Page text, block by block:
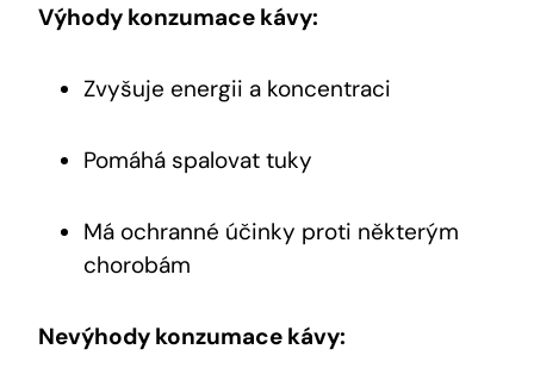
Výhody⁤ konzumace kávy:
Zvyšuje energii a koncentraci
Pomáhá spalovat tuky
Má ochranné účinky proti některým⁢
chorobám
Nevýhody konzumace kávy: